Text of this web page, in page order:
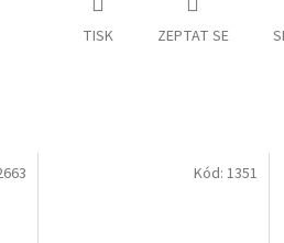
TISK ZEPTAT SE
Kód:1351